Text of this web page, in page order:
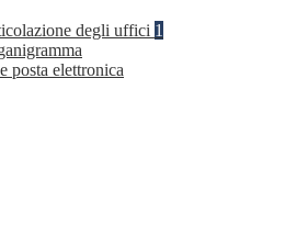
degli uffici 1
posta elettronica